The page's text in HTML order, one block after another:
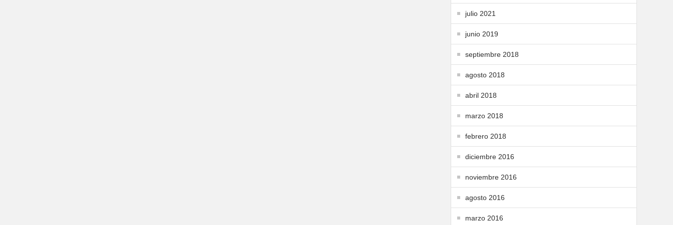
julio 2021
junio 2019
septiembre 2018
agosto 2018
abril 2018
marzo 2018
febrero 2018
diciembre 2016
noviembre 2016
agosto 2016
marzo 2016